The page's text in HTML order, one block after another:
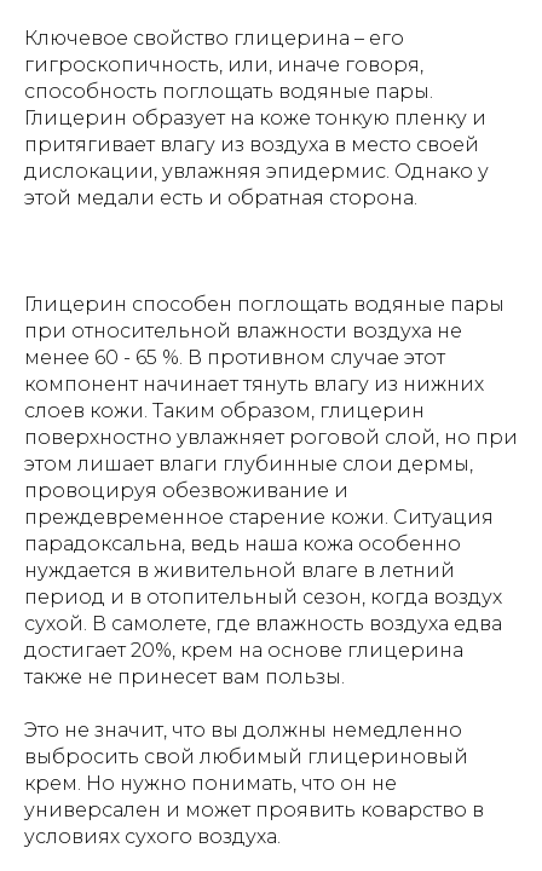
Ключевое свойство глицерина – его
гигроскопичность, или, иначе говоря,
способность поглощать водяные пары.
Глицерин образует на коже тонкую пленку и
притягивает влагу из воздуха в место своей
дислокации, увлажняя эпидермис. Однако у
этой медали есть и обратная сторона.
Глицерин способен поглощать водяные пары
при относительной влажности воздуха не
менее 60 - 65 %. В противном случае этот
компонент начинает тянуть влагу из нижних
слоев кожи. Таким образом, глицерин
поверхностно увлажняет роговой слой, но при
этом лишает влаги глубинные слои дермы,
провоцируя обезвоживание и
преждевременное старение кожи. Ситуация
парадоксальна, ведь наша кожа особенно
нуждается в живительной влаге в летний
период и в отопительный сезон, когда воздух
сухой. В самолете, где влажность воздуха едва
достигает 20%, крем на основе глицерина
также не принесет вам пользы.
Это не значит, что вы должны немедленно
выбросить свой любимый глицериновый
крем. Но нужно понимать, что он не
универсален и может проявить коварство в
условиях сухого воздуха.